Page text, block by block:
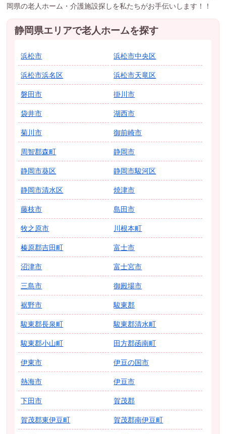
岡県の老人ホーム・介護施設探しを私たちがお手伝いします！！
静岡県エリアで老人ホームを探す
浜松市 浜松市中央区
浜松市浜名区 浜松市天竜区
磐田市 掛川市
袋井市 湖西市
菊川市 御前崎市
周智郡森町 静岡市
静岡市葵区 静岡市駿河区
静岡市清水区 焼津市
藤枝市 島田市
牧之原市 川根本町
榛原郡吉田町 富士市
沼津市 富士宮市
三島市 御殿場市
裾野市 駿東郡
駿東郡長泉町 駿東郡清水町
駿東郡小山町 田方郡函南町
伊東市 伊豆の国市
熱海市 伊豆市
下田市 賀茂郡
賀茂郡東伊豆町 賀茂郡南伊豆町